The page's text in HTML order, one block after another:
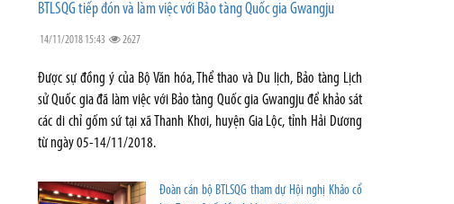
BTLSQG tiếp đón và làm việc với Bảo tàng Quốc gia Gwangju
14/11/2018 15:43 2627
Được sự đồng ý của Bộ Văn hóa, Thể thao và Du lịch, Bảo tàng Lịch
sử Quốc gia đã làm việc với Bảo tàng Quốc gia Gwangju để khảo sát
các di chỉ gốm sứ tại xã Thanh Khơi, huyện Gia Lộc, tỉnh Hải Dương
từ ngày 05-14/11/2018.
Đoàn cán bộ BTLSQG tham dự Hội nghị Khảo cổ